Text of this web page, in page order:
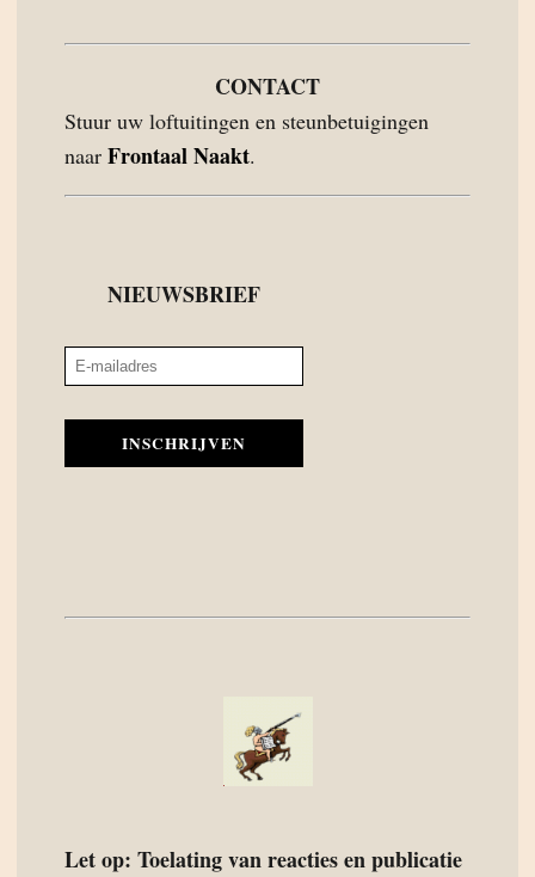
CONTACT
Stuur uw loftuitingen en steunbetuigingen
naar Frontaal Naakt.
NIEUWSBRIEF
INSCHRIJVEN
Let op: Toelating van reacties en publicatie